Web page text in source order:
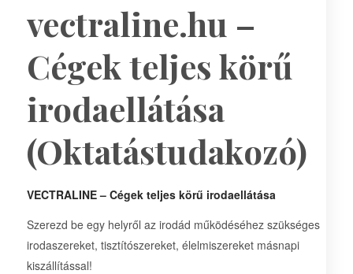
vectraline.hu –
Cégek teljes körű
irodaellátása
(Oktatástudakozó)
VECTRALINE – Cégek teljes körű irodaellátása
Szerezd be egy helyről az irodád működéséhez szükséges
irodaszereket, tisztítószereket, élelmiszereket másnapi
kiszállítással!